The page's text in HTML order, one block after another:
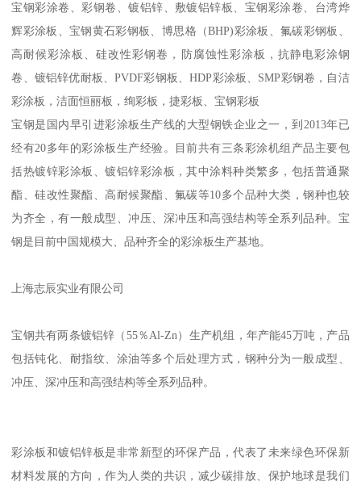
宝钢彩涂卷、彩钢卷、镀铝锌、敷镀铝锌板、宝钢彩涂卷、台湾烨
辉彩涂板、宝钢黄石彩钢板、博思格（BHP)彩涂板、氟碳彩钢板、
高耐候彩涂板、硅改性彩钢卷，防腐蚀性彩涂板，抗静电彩涂钢
卷、镀铝锌优耐板、PVDF彩钢板、HDP彩涂板、SMP彩钢卷，自洁
彩涂板，洁面恒丽板，绚彩板，捷彩板、宝钢彩板
宝钢是国内早引进彩涂板生产线的大型钢铁企业之一，到2013年已
经有20多年的彩涂板生产经验。目前共有三条彩涂机组产品主要包
括热镀锌彩涂板、镀铝锌彩涂板，其中涂料种类繁多，包括普通聚
酯、硅改性聚酯、高耐候聚酯、氟碳等10多个品种大类，钢种也较
为齐全，有一般成型、冲压、深冲压和高强结构等全系列品种。宝
钢是目前中国规模大、品种齐全的彩涂板生产基地。
上海志辰实业有限公司
宝钢共有两条镀铝锌（55％Al-Zn）生产机组，年产能45万吨，产品
包括钝化、耐指纹、涂油等多个后处理方式，钢种分为一般成型、
冲压、深冲压和高强结构等全系列品种。
彩涂板和镀铝锌板是非常新型的环保产品，代表了未来绿色环保新
材料发展的方向，作为人类的共识，减少碳排放、保护地球是我们